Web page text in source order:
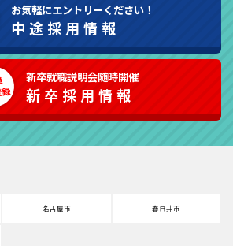
お気軽にエントリーください！
中途採用情報
新卒就職説明会随時開催
新卒採用情報
名古屋市 春日井市